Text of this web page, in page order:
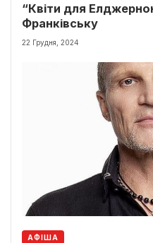
“Квіти для
Франківську
22 Грудня, 2024
АФІША